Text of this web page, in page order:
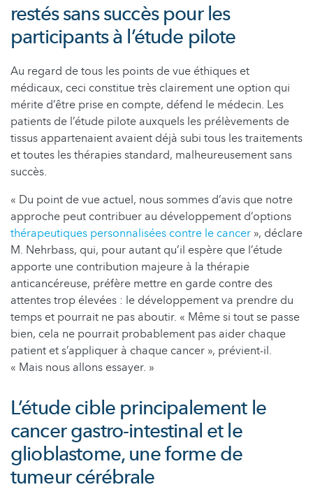
restés sans succès pour les
participants à l’étude pilote
Au regard de tous les points de vue éthiques et
médicaux, ceci constitue très clairement une option qui
mérite d’être prise en compte, défend le médecin. Les
patients de l’étude pilote auxquels les prélèvements de
tissus appartenaient avaient déjà subi tous les traitements
et toutes les thérapies standard, malheureusement sans
succès.
« Du point de vue actuel, nous sommes d’avis que notre
approche peut contribuer au développement d’options
thérapeutiques personnalisées contre le cancer », déclare
M. Nehrbass, qui, pour autant qu’il espère que l’étude
apporte une contribution majeure à la thérapie
anticancéreuse, préfère mettre en garde contre des
attentes trop élevées : le développement va prendre du
temps et pourrait ne pas aboutir. « Même si tout se passe
bien, cela ne pourrait probablement pas aider chaque
patient et s’appliquer à chaque cancer », prévient-il.
« Mais nous allons essayer. »
L’étude cible principalement le
cancer gastro-intestinal et le
glioblastome, une forme de
tumeur cérébrale